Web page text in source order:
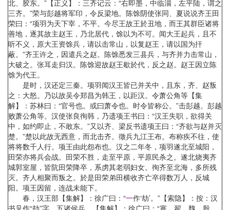
北、胶东。”【正义】：三齐记云：“右即墨，中临淄，左平陆，谓之
三齐。”荣与彭越将军印，令反梁地。陈馀阴使张同、夏说说齐王田
荣曰：“项羽为天下宰，不平。今尽王故王於丑地，而王其群臣诸将
善地，逐其故主赵王，乃北居代，馀以为不可。闻大王起兵，且不
听不义，原大王资馀兵，请以击常山，以复赵王，请以国为扞
蔽。”齐王许之，因遣兵之赵。陈馀悉发三县兵，与齐并力击常山，
大破之。张耳走归汉。陈馀迎故赵王歇於代，反之赵。赵王因立陈
馀为代王。
是时，汉还定三秦。项羽闻汉王皆已并关中，且东，齐、赵叛
之：大怒。乃以故吴令郑昌为韩王，以距汉。令萧公角等【集
解】：苏林曰：“官号也。或曰萧令也。时令皆称公。”击彭越。彭越
败萧公角等。汉使张良徇韩，乃遗项王书曰：“汉王失职，欲得关
中，如约即止，不敢东。”又以齐、梁反书遗项王曰：“齐欲与赵并灭
楚。”楚以此故无西意，而北击齐。徵兵九江王布。布称疾不往，使
将将数千人行。项王由此怨布也。汉之二年冬，项羽遂北至城阳，
田荣亦将兵会战。田荣不胜，走至平原，平原民杀之。遂北烧夷齐
城郭室屋，皆阬田荣降卒，系虏其老弱妇女。徇齐至北海，多所残
灭。齐人相聚而叛之。於是田荣弟田横收齐亡卒得数万人，反城
阳。项王因留，连战未能下。
春，汉王部【集解】：徐广曰：“一作‘劫’。”【索隐】：按：汉
书见作“劫”字。五诸侯兵，【集解】：徐广曰：“塞、翟、魏、殷、